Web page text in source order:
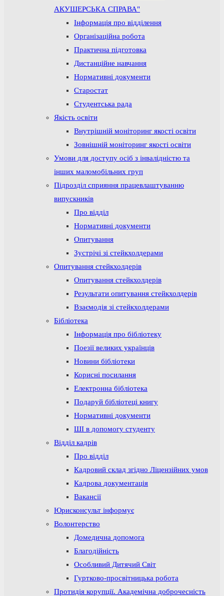
АКУШЕРСЬКА СПРАВА"
Інформація про відділення
Організаційна робота
Практична підготовка
Дистанційне навчання
Нормативні документи
Старостат
Студентська рада
Якість освіти
Внутрішній моніторинг якості освіти
Зовнішній моніторинг якості освіти
Умови для доступу осіб з інвалідністю та
інших маломобільних груп
Підрозділ сприяння працевлаштуванню
випускників
Про відділ
Нормативні документи
Опитування
Зустрічі зі стейкхолдерами
Опитування стейкхолдерів
Опитування стейкхолдерів
Результати опитування стейкхолдерів
Взаємодія зі стейкхолдерами
Бібліотека
Інформація про бібліотеку
Поезії великих українців
Новини бібліотеки
Корисні посилання
Електронна бібліотека
Подаруй бібліотеці книгу
Нормативні документи
ШІ в допомогу студенту
Відділ кадрів
Про відділ
Кадровий склад згідно Ліцензійних умов
Кадрова документація
Вакансії
Юрисконсульт інформує
Волонтерство
Домедична допомога
Благодійність
Особливий Дитячий Світ
Гуртково-просвітницька робота
Протидія корупції. Академічна доброчесність